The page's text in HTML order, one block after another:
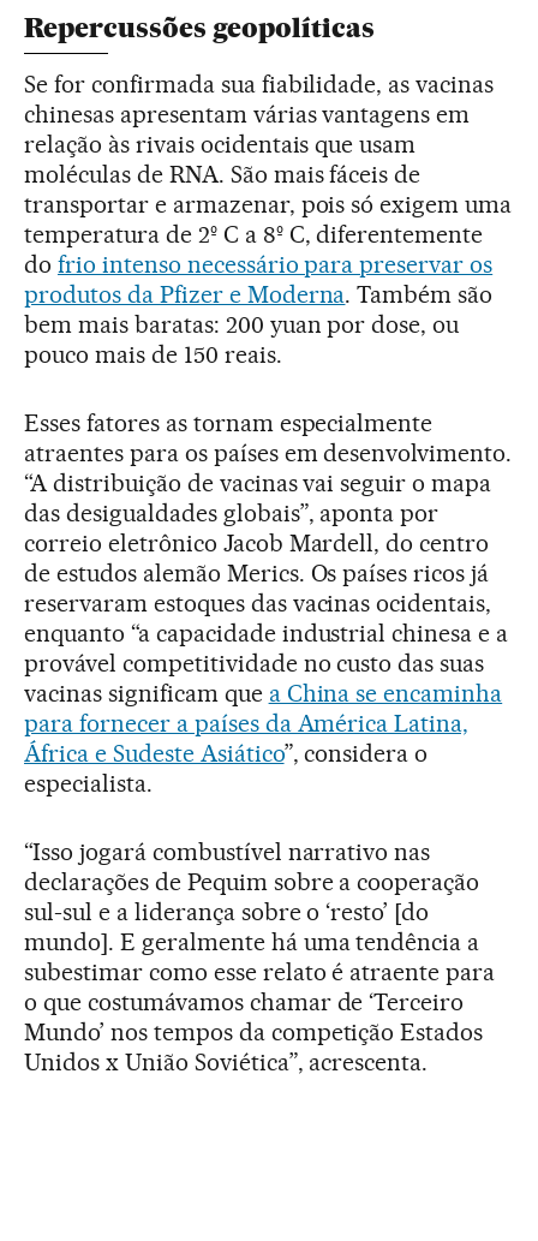
Repercussões geopolíticas
Se for confirmada sua fiabilidade, as vacinas
chinesas apresentam várias vantagens em
relação às rivais ocidentais que usam
moléculas de RNA. São mais fáceis de
transportar e armazenar, pois só exigem uma
temperatura de 2º C a 8º C, diferentemente
do frio intenso necessário para preservar os
produtos da Pfizer e Moderna. Também são
bem mais baratas: 200 yuan por dose, ou
pouco mais de 150 reais.
Esses fatores as tornam especialmente
atraentes para os países em desenvolvimento.
“A distribuição de vacinas vai seguir o mapa
das desigualdades globais”, aponta por
correio eletrônico Jacob Mardell, do centro
de estudos alemão Merics. Os países ricos já
reservaram estoques das vacinas ocidentais,
enquanto “a capacidade industrial chinesa e a
provável competitividade no custo das suas
vacinas significam que a China se encaminha
para fornecer a países da América Latina,
África e Sudeste Asiático”, considera o
especialista.
“Isso jogará combustível narrativo nas
declarações de Pequim sobre a cooperação
sul-sul e a liderança sobre o ‘resto’ [do
mundo]. E geralmente há uma tendência a
subestimar como esse relato é atraente para
o que costumávamos chamar de ‘Terceiro
Mundo’ nos tempos da competição Estados
Unidos x União Soviética”, acrescenta.